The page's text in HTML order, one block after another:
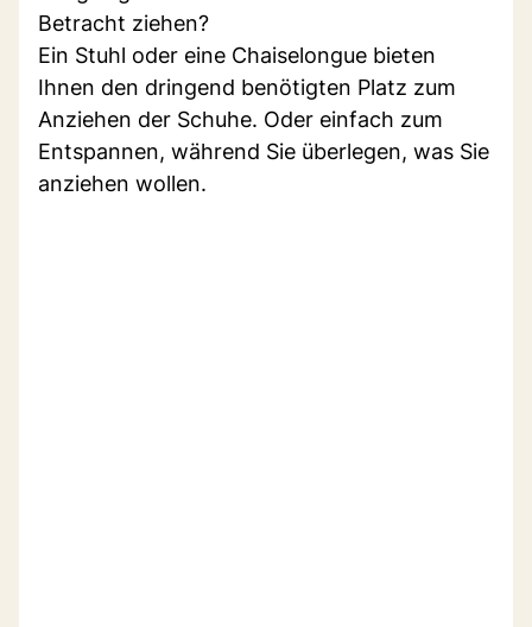
Betracht ziehen?
Ein Stuhl oder eine Chaiselongue bieten
Ihnen den dringend benötigten Platz zum
Anziehen der Schuhe. Oder einfach zum
Entspannen, während Sie überlegen, was Sie
anziehen wollen.